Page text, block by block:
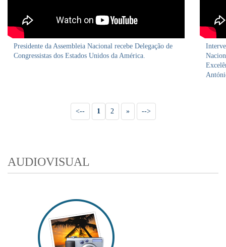
Presidente da Assembleia Nacional recebe Delegação de
Congressistas dos Estados Unidos da América.
<-- 1 2 » -->
AUDIOVISUAL